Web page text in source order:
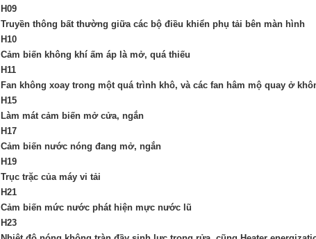
H09
Truyền thông bất thường giữa các bộ điều khiển phụ tải bên màn hình
H10
Cảm biến không khí ấm áp là mở, quá thiếu
H11
Fan không xoay trong một quá trình khô, và các fan hâm mộ quay ở
H15
Làm mát cảm biến mở cửa, ngắn
H17
Cảm biến nước nóng đang mở, ngắn
H19
Trục trặc của máy vi tải
H21
Cảm biến mức nước phát hiện mực nước lũ
H23